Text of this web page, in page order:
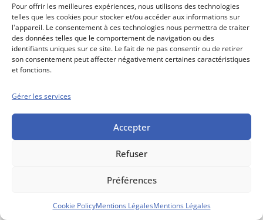
Pour offrir les meilleures expériences, nous utilisons des technologies
telles que les cookies pour stocker et/ou accéder aux informations sur
l'appareil. Le consentement à ces technologies nous permettra de traiter
des données telles que le comportement de navigation ou des
identifiants uniques sur ce site. Le fait de ne pas consentir ou de retirer
son consentement peut affecter négativement certaines caractéristiques
et fonctions.
Gérer les services
Accepter
Refuser
Préférences
Cookie PolicyMentions LégalesMentions Légales
Conditions générales de vente